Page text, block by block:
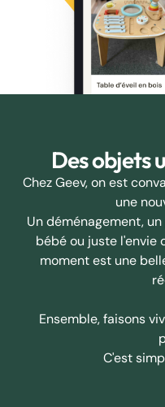
Des objets
Chez Geev, on est
une
Un déménagement,
bébé ou juste l'envie
moment est une
Ensemble, faisons
C'est